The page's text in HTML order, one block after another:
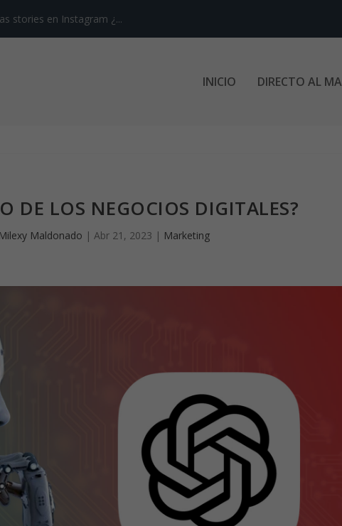
stories en Instagram ¿...
INICIO DIRECTO AL
DE LOS NEGOCIOS DIGITALES?
Milexy Maldonado |Abr 21, 2023 | Marketing